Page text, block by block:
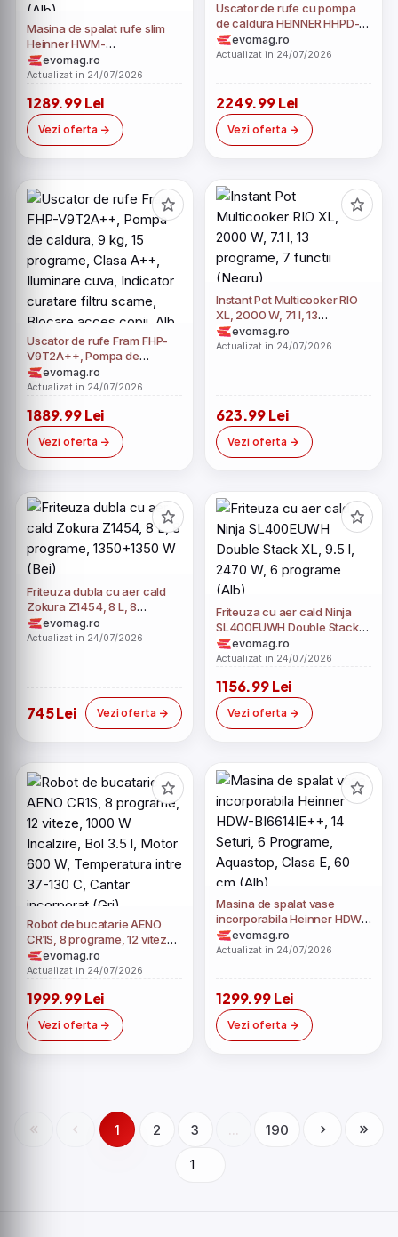
Masina de spalat rufe slim
Heinner HWM-
M8014SMA+++, 8 kg, 1400
rpm, Clasa A, Motor inverter,
acces copii, Program
Igienizare cuva (Alb)
evomag.ro
Actualizat in 24/07/2026
1289.99 Lei
Vezi oferta
Uscator de rufe cu pompa
de caldura HEINNER HHPD-
M9K3A+++, 9 kg, Clasa
A+++, 14 programe, Motor
evomag.ro
Actualizat in 24/07/2026
2249.99 Lei
Vezi oferta
Uscator de rufe Fram FHP-
V9T2A++, Pompa de
caldura, 9 kg, 15 programe,
Clasa A++, Iluminare cuva,
scame, Blocare acces copii,
Alb
evomag.ro
Actualizat in 24/07/2026
1889.99 Lei
Vezi oferta
Instant Pot Multicooker RIO
XL, 2000 W, 7.1 l, 13
programe, 7 functii (Negru)
evomag.ro
Actualizat in 24/07/2026
623.99 Lei
Vezi oferta
Friteuza dubla cu aer cald
Zokura Z1454, 8 L, 8
programe, 1350+1350 W
(Bej)
evomag.ro
Actualizat in 24/07/2026
745 Lei Vezi oferta
Friteuza cu aer cald Ninja
SL400EUWH Double Stack
XL, 9.5 l, 2470 W, 6
programe (Alb)
evomag.ro
Actualizat in 24/07/2026
1156.99 Lei
Vezi oferta
Robot de bucatarie AENO
CR1S, 8 programe, 12 viteze,
1000 W Incalzire, Bol 3.5 l,
Motor 600 W, Temperatura
incorporat (Gri)
evomag.ro
Actualizat in 24/07/2026
1999.99 Lei
Vezi oferta
Masina de spalat vase
incorporabila Heinner HDW-
BI6614IE++, 14 Seturi, 6
Programe, Aquastop, Clasa
evomag.ro
Actualizat in 24/07/2026
1299.99 Lei
Vezi oferta
1 2 3 ... 190